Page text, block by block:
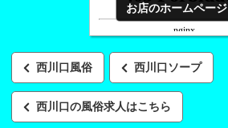
お店のホームページ
西川口風俗 西川口ソープ
西川口の風俗求人はこちら